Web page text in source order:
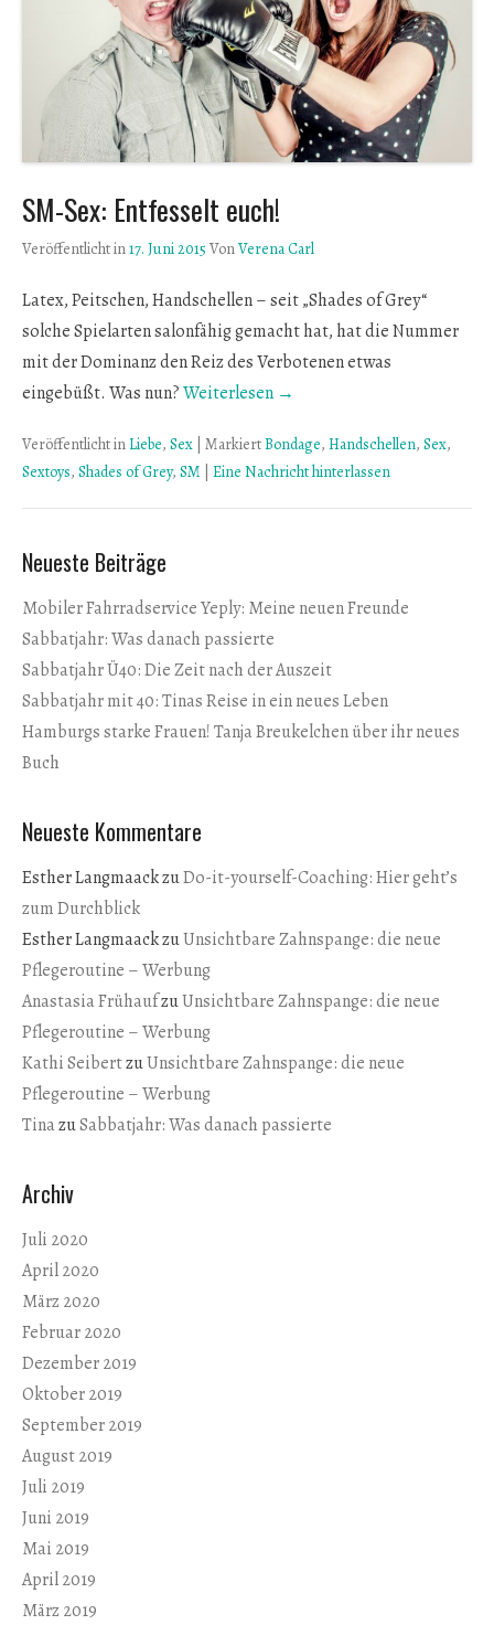
SM-Sex: Entfesselt euch!
Veröffentlicht in17. Juni 2015 VonVerena Carl
Latex, Peitschen, Handschellen – seit „Shades of Grey“
solche Spielarten salonfähig gemacht hat, hat die Nummer
mit der Dominanz den Reiz des Verbotenen etwas
eingebüßt. Was nun?Weiterlesen →
Veröffentlicht in Liebe, Sex MarkiertBondage, Handschellen, Sex,
Sextoys, Shades of Grey, SM Eine Nachricht hinterlassen
Neueste Beiträge
Mobiler Fahrradservice Yeply: Meine neuen Freunde
Sabbatjahr: Was danach passierte
Sabbatjahr Ü40: Die Zeit nach der Auszeit
Sabbatjahr mit 40: Tinas Reise in ein neues Leben
Hamburgs starke Frauen! Tanja Breukelchen über ihr neues
Buch
Neueste Kommentare
Esther LangmaackzuDo-it-yourself-Coaching: Hier geht’s
zum Durchblick
Esther LangmaackzuUnsichtbare Zahnspange: die neue
Pflegeroutine – Werbung
Anastasia FrühaufzuUnsichtbare Zahnspange: die neue
Pflegeroutine – Werbung
Kathi SeibertzuUnsichtbare Zahnspange: die neue
Pflegeroutine – Werbung
TinazuSabbatjahr: Was danach passierte
Archiv
Juli 2020
April 2020
März 2020
Februar 2020
Dezember 2019
Oktober 2019
September 2019
August 2019
Juli 2019
Juni 2019
Mai 2019
April 2019
März 2019